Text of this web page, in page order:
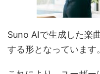
Suno AIで生成した楽
する形となっています。